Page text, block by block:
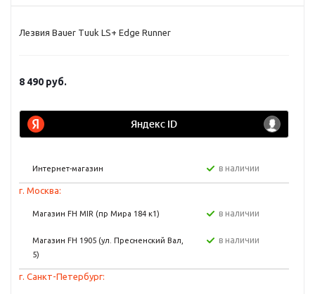
Лезвия Bauer Tuuk LS+ Edge Runner
8 490 руб.
Интернет-магазин в наличии
г. Москва:
Магазин FH MIR (пр Мира 184 к1) в наличии
Магазин FH 1905 (ул. Пресненский Вал,
5)
в наличии
г. Санкт-Петербург: